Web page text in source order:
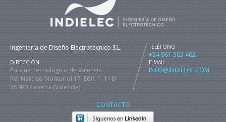
Ingeniería de Diseño Electrotécnico S.L. TELÉFONO
+34 961 303 462
DIRECCIÓN
Parque Tecnológico de Valencia
Rd. Narciso Monturiol 17, Edif. 1, 1ª-8ª
46980 Paterna (Valencia)
E-MAIL
INFO@INDIELEC.COM
CONTACTO